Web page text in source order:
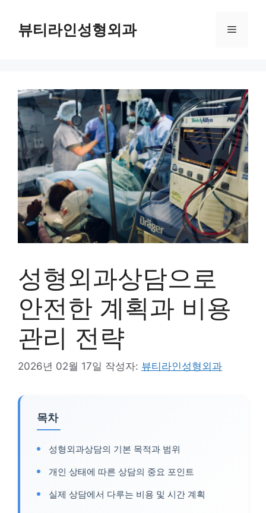
뷰티라인성형외과 메
성형외과상담으로
안전한 계획과 비용
관리 전략
2026년 02월 17일 작성자: 뷰티라인성형외과
목차
성형외과상담의 기본 목적과 범위
개인 상태에 따른 상담의 중요 포인트
실제 상담에서 다루는 비용 및 시간 계획